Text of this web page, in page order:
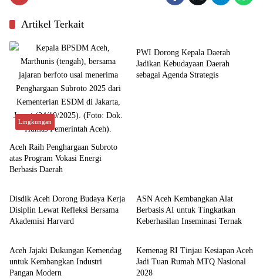
Artikel Terkait
Lingkungan
Aceh Raih Penghargaan Subroto
atas Program Vokasi Energi
Berbasis Daerah
PWI Dorong Kepala Daerah
Jadikan Kebudayaan Daerah
sebagai Agenda Strategis
Aceh
Disdik Aceh Dorong Budaya Kerja
Disiplin Lewat Refleksi Bersama
Akademisi Harvard
ASN Aceh Kembangkan Alat
Berbasis AI untuk Tingkatkan
Keberhasilan Inseminasi Ternak
Aceh
Aceh Jajaki Dukungan Kemendag
untuk Kembangkan Industri
Pangan Modern
Aceh
Kemenag RI Tinjau Kesiapan Aceh
Jadi Tuan Rumah MTQ Nasional
2028